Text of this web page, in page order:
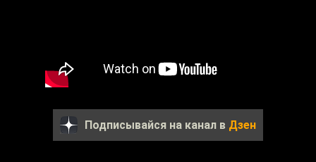
Подписывайся на канал в Дзен